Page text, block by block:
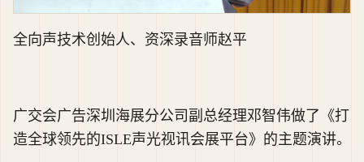
全向声技术创始人、资深录音师赵平
广交会广告深圳海展分公司副总经理邓智伟做了《打
造全球领先的ISLE声光视讯会展平台》的主题演讲。